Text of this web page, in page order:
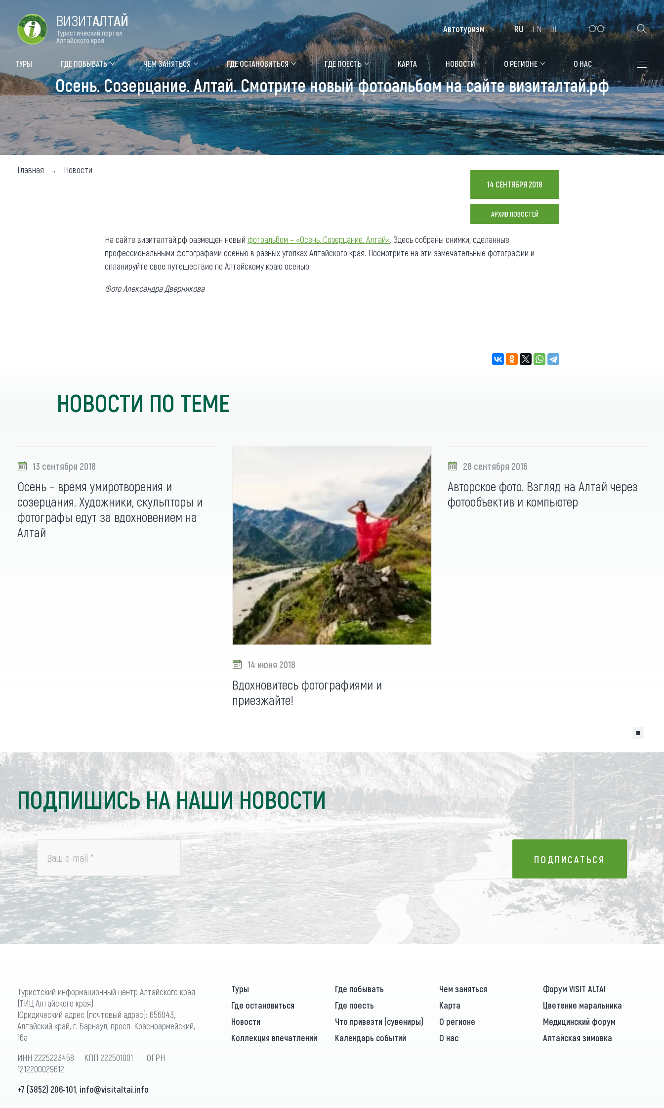
Цветение маральника Медицинский форум Алтайская зимовка
Туры Где побывать
Объекты природы
Объекты истории и культуры
Объекты развлечений
Чем заняться
Календарь событий
Аудиогид
Мой маршрут
Где остановиться
Санатории
Гостиницы, отели
Коттеджи, базы
Сельские усадьбы
Мотели, придорожные отели
Придорожные кафе
Карта
Новости
О регионе
Общая информация
Блог путешественника
Реестр туроператоров
Алтайского края
Противодействие коррупции
ВИЗИТАЛТАЙ
Туристический портал
Алтайского края
ТУРЫ ГДЕ ПОБЫВАТЬ ЧЕМ ЗАНЯТЬСЯ ГДЕ ОСТАНОВИТЬСЯ ГДЕ ПОЕСТЬ КАРТА НОВОСТИ О РЕГИОНЕ О НАС
Автотуризм RU EN DE
Осень. Созерцание. Алтай. Смотрите новый фотоальбом на сайте визиталтай.рф
Главная Новости
14 СЕНТЯБРЯ 2018
АРХИВ НОВОСТЕЙ
На сайте визиталтай.рф размещен новый фотоальбом – «Осень. Созерцание. Алтай». Здесь собраны снимки, сделанные
профессиональными фотографами осенью в разных уголках Алтайского края. Посмотрите на эти замечательные фотографии и
спланируйте свое путешествие по Алтайскому краю осенью.
Фото Александра Дверникова
НОВОСТИ ПО ТЕМЕ
13 сентября 2018
Осень – время умиротворения и
созерцания. Художники, скульпторы и
фотографы едут за вдохновением на
Алтай
14 июня 2018
Вдохновитесь фотографиями и
приезжайте!
28 сентября 2016
Авторское фото. Взгляд на Алтай через
фотообъектив и компьютер
ПОДПИШИСЬ НА НАШИ НОВОСТИ
Ваш e-mail * ПОДПИСАТЬСЯ
ПОДПИСАТЬСЯ
Туристский информационный центр Алтайского края
(ТИЦ Алтайского края)
Юридический адрес (почтовый адрес): 656043,
Алтайский край, г. Барнаул, просп. Красноармейский,
16а
ИНН 2225223458 КПП 222501001 ОГРН
1212200029612
+7 (3852) 206-101, info@visitaltai.info
Туры Где побывать Чем заняться
Форум VISIT ALTAI
Где остановиться
Где поесть Карта
Цветение маральника
Новости
Что привезти (сувениры) О регионе
Медицинский форум
Коллекция впечатлений
Календарь событий О нас Алтайская зимовка